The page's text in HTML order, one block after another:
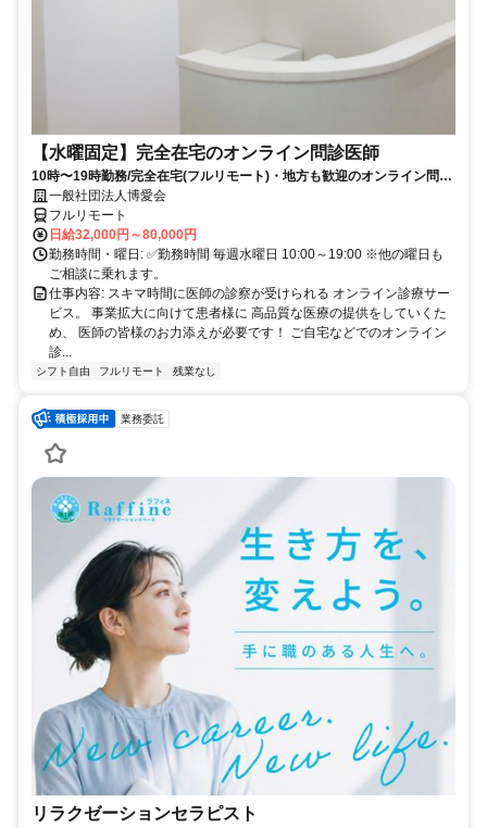
【水曜固定】完全在宅のオンライン問診医師
10時〜19時勤務/完全在宅(フルリモート)・地方も歓迎のオンライン問診
業務一般社団法人博愛会
フルリモート
日給32,000円～80,000円
勤務時間・曜日: ✅勤務時間 毎週水曜日 10:00～19:00 ※他の曜日も
ご相談に乗れます。
仕事内容: スキマ時間に医師の診察が受けられる オンライン診療サー
ビス。 事業拡大に向けて患者様に 高品質な医療の提供をしていくた
め、 医師の皆様のお力添えが必要です！ ご自宅などでのオンライン
診...
シフト自由 フルリモート 残業なし
業務委託
リラクゼーションセラピスト